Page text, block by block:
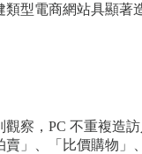
類型電商網站具顯著
觀察，PC 不重複造
」、「比價購物」